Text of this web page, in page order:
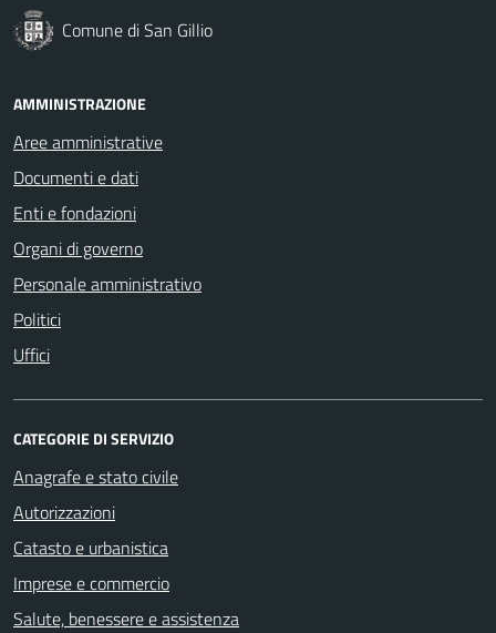
Comune di San Gillio
AMMINISTRAZIONE
Aree amministrative
Documenti e dati
Enti e fondazioni
Organi di governo
Personale amministrativo
Politici
Uffici
CATEGORIE DI SERVIZIO
Anagrafe e stato civile
Autorizzazioni
Catasto e urbanistica
Imprese e commercio
Salute, benessere e assistenza